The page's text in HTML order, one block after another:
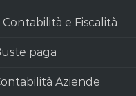
e Fiscalità
paga
Aziende